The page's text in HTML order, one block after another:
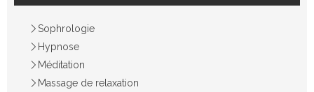
Sophrologie
Hypnose
Méditation
Massage de relaxation